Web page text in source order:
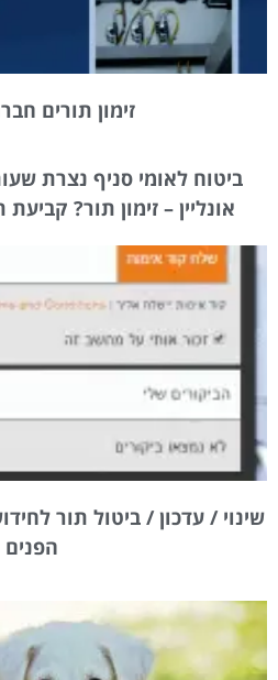
זימון תורים
ביטוח לאומי סניף נצרת
אונליין – זימון תור?
שינוי / עדכון / ביטול תור
הפנים